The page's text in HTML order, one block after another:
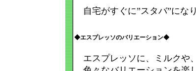
自宅がすぐに”スタバ”にな
◆エスプレッソのバリエーション◆
エスプレッソに、ミルクや